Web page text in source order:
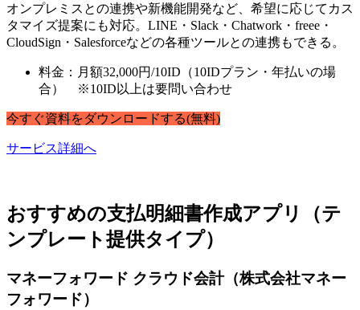
オンプレミスとの連携や新機能開発など、希望に応じてカス
タマイズ提案にも対応。LINE・Slack・Chatwork・freee・
CloudSign・Salesforceなどの各種ツールとの連携もできる。
料金：月額32,000円/10ID（10IDプラン・年払いの場
合） ※10ID以上は要問い合わせ
今すぐ資料をダウンロードする(無料)
サービス詳細へ
おすすめの支払明細書作成アプリ（テ
ンプレート提供タイプ）
マネーフォワード クラウド会計（株式会社マネー
フォワード）